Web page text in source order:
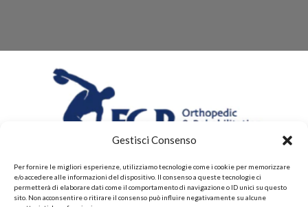
Gestisci Consenso
Per fornire le migliori esperienze, utilizziamo tecnologie come i cookie per memorizzare
e/o accedere alle informazioni del dispositivo. Il consenso a queste tecnologie ci
permetterà di elaborare dati come il comportamento di navigazione o ID unici su questo
sito. Non acconsentire o ritirare il consenso può influire negativamente su alcune